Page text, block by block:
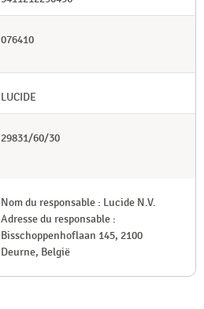
076410
LUCIDE
29831/60/30
Nom du responsable : Lucide N.V.
Adresse du responsable :
Bisschoppenhoflaan 145, 2100
Deurne, België